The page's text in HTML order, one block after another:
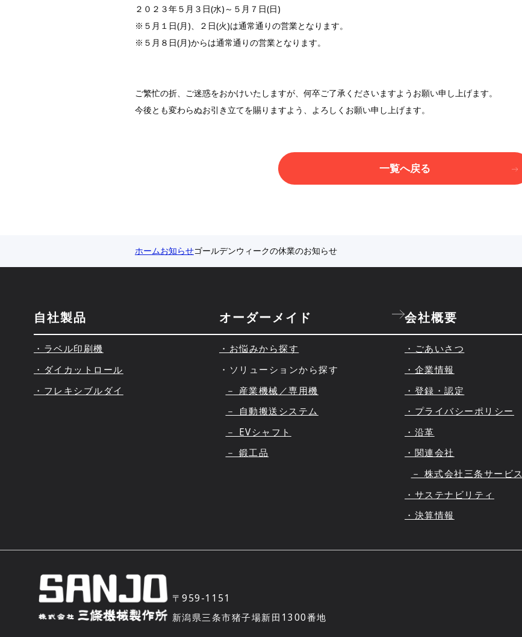
２０２３年５月３日(水)～５月７日(日)
※５月１日(月)、２日(火)は通常通りの営業となります。
※５月８日(月)からは通常通りの営業となります。
ご繁忙の折、ご迷惑をおかけいたしますが、何卒ご了承くださいますようお願い申し上げます。
今後とも変わらぬお引き立てを賜りますよう、よろしくお願い申し上げます。
一覧へ戻る
ホームお知らせゴールデンウィークの休業のお知らせ
自社製品
・ラベル印刷機
・ダイカットロール
・フレキシブルダイ
オーダーメイド
・お悩みから探す
・ソリューションから探す
－ 産業機械／専用機
－ 自動搬送システム
－ EVシャフト
－ 鍛工品
会社概要
・ごあいさつ
・企業情報
・登録・認定
・プライバシーポリシー
・沿革
・関連会社
－ 株式会社三条サービス
・サステナビリティ
・決算情報
〒959-1151
新潟県三条市猪子場新田1300番地